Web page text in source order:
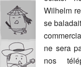
Wilhelm
se
ne sera
nos